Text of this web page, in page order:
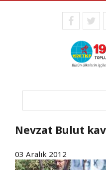
Ara
Nevzat Bulut
03 Aralık 2012